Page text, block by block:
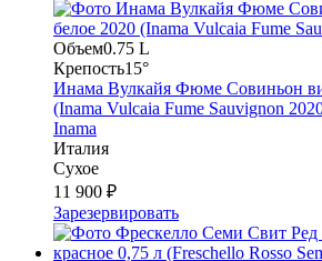
Объем0.75 L
Крепость15°
Инама Вулкайя Фюме Совиньон
(Inama Vulcaia Fume Sauvignon
Inama
Италия
Сухое
11 900 ₽
Зарезервировать